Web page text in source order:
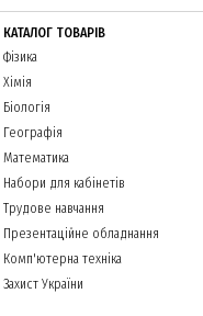
КАТАЛОГ ТОВАРІВ
Фізика
Хімія
Біологія
Географія
Математика
Набори для кабінетів
Трудове навчання
Презентаційне обладнання
Комп'ютерна техніка
Захист України